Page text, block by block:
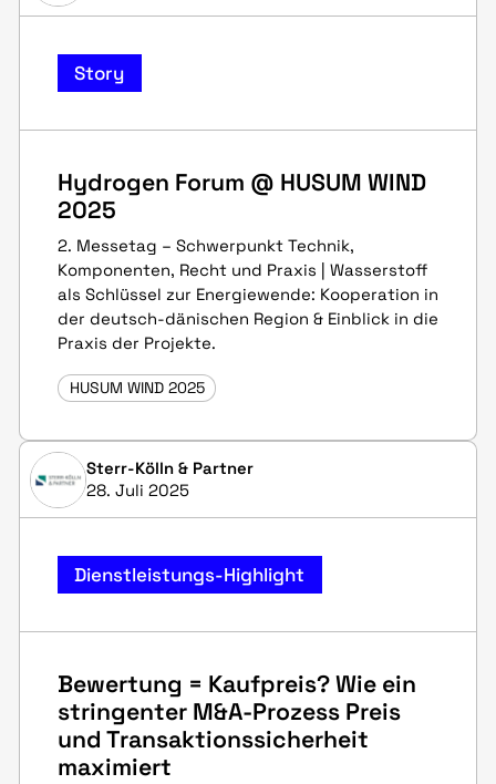
Story
Hydrogen Forum @ HUSUM WIND
2025
2. Messetag – Schwerpunkt Technik,
Komponenten, Recht und Praxis | Wasserstoff
als Schlüssel zur Energiewende: Kooperation in
der deutsch-dänischen Region & Einblick in die
Praxis der Projekte.
HUSUM WIND 2025
Sterr-Kölln & Partner
28. Juli 2025
Dienstleistungs-Highlight
Bewertung = Kaufpreis? Wie ein
stringenter M&A-Prozess Preis
und Transaktionssicherheit
maximiert